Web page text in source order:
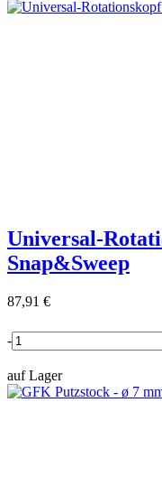
Universal-
Snap&Sweep
87,91 €
-
auf Lager